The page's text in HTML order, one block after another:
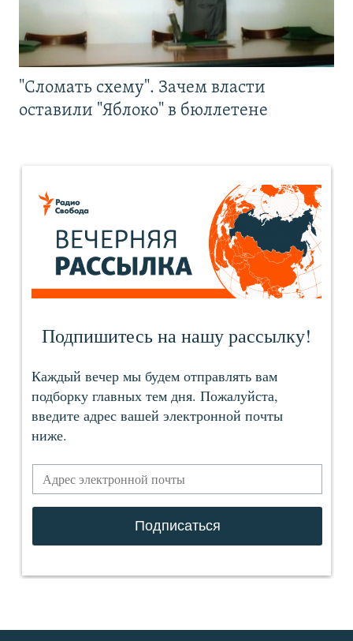
"Сломать схему". Зачем власти
оставили "Яблоко" в бюллетене